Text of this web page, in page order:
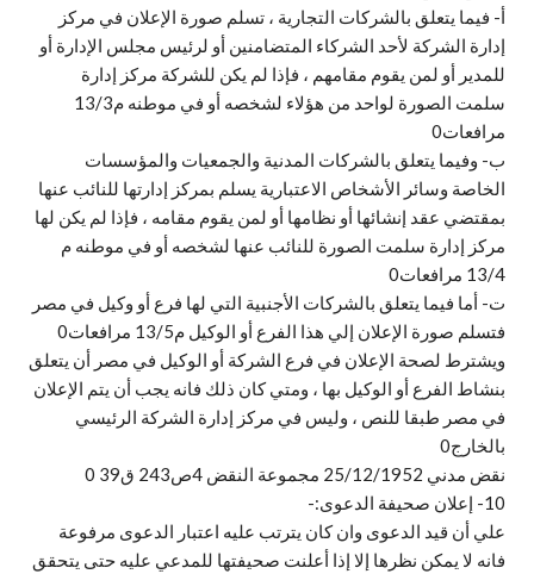
أ‌- فيما يتعلق بالشركات التجارية ، تسلم صورة الإعلان في مركز
إدارة الشركة لأحد الشركاء المتضامنين أو لرئيس مجلس الإدارة أو
للمدير أو لمن يقوم مقامهم ، فإذا لم يكن للشركة مركز إدارة
سلمت الصورة لواحد من هؤلاء لشخصه أو في موطنه م13/3
مرافعات0
ب‌- وفيما يتعلق بالشركات المدنية والجمعيات والمؤسسات
الخاصة وسائر الأشخاص الاعتبارية يسلم بمركز إدارتها للنائب عنها
بمقتضي عقد إنشائها أو نظامها أو لمن يقوم مقامه ، فإذا لم يكن لها
مركز إدارة سلمت الصورة للنائب عنها لشخصه أو في موطنه م
13/4 مرافعات0
ت‌- أما فيما يتعلق بالشركات الأجنبية التي لها فرع أو وكيل في مصر
فتسلم صورة الإعلان إلي هذا الفرع أو الوكيل م13/5 مرافعات0
ويشترط لصحة الإعلان في فرع الشركة أو الوكيل في مصر أن يتعلق
بنشاط الفرع أو الوكيل بها ، ومتي كان ذلك فانه يجب أن يتم الإعلان
في مصر طبقا للنص ، وليس في مركز إدارة الشركة الرئيسي
بالخارج0
نقض مدني 25/12/1952 مجموعة النقض 4ص243 ق39 0
10- إعلان صحيفة الدعوى:-
علي أن قيد الدعوى وان كان يترتب عليه اعتبار الدعوى مرفوعة
فانه لا يمكن نظرها إلا إذا أعلنت صحيفتها للمدعي عليه حتى يتحقق